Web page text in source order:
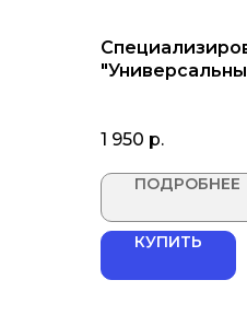
1 950 р.
ПОДРОБНЕЕ
КУПИТЬ